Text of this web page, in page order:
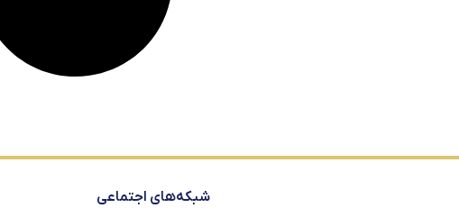
شبکه‌های اجتماعی